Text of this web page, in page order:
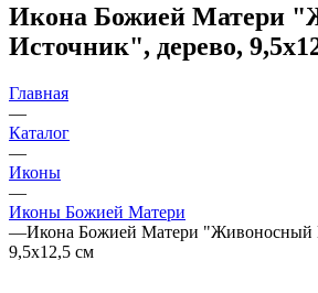
Икона Божией Матери
Источник", дерево,
Главная
—
Каталог
—
Иконы
—
Иконы Божией Матери
—Икона Божией Матери "Живоносный
9,5х12,5 см